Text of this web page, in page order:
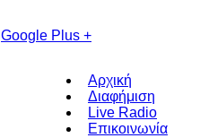
Google Plus +
Αρχική
Διαφήμιση
Live Radio
Επικοινωνία